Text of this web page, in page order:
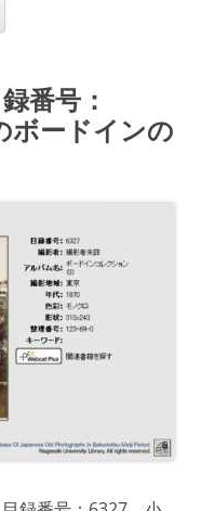
ス
キ
ッ
プ
番号：
ードインの